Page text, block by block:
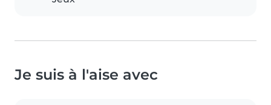
Je suis à l'aise avec